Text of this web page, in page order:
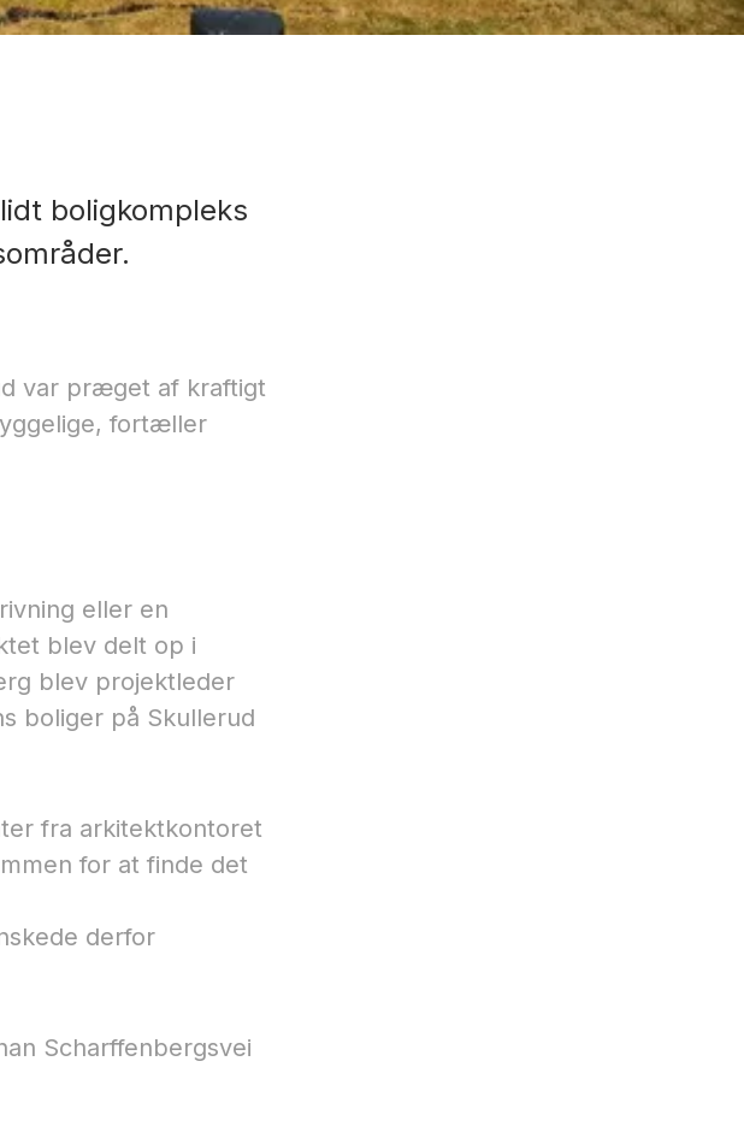
boligkompleks
var præget af kraftigt
fortæller
eller en
blev delt op i
blev projektleder
boliger på Skullerud
fra arkitektkontoret
for at finde det
derfor
Scharffenbergsvei